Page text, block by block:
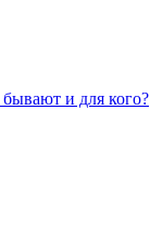
и для кого?